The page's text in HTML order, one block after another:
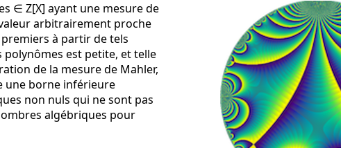
∈ Z[X] ayant une mesure de
arbitrairement proche
à partir de tels
polynômes est petite, et telle
de la mesure de Mahler,
une borne inférieure
non nuls qui ne sont pas
algébriques pour